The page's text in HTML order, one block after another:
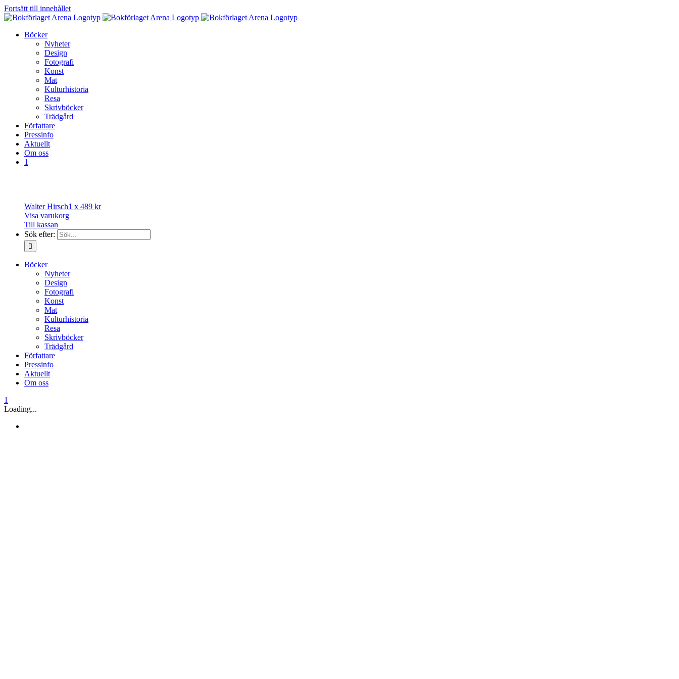
Fortsätt till innehållet
Böcker
Nyheter
Design
Fotografi
Konst
Mat
Kulturhistoria
Resa
Skrivböcker
Trädgård
Författare
Pressinfo
Aktuellt
Om oss
1
Walter Hirsch1 x 489 kr
Visa varukorg
Till kassan
Sök efter:
Böcker
Nyheter
Design
Fotografi
Konst
Mat
Kulturhistoria
Resa
Skrivböcker
Trädgård
Författare
Pressinfo
Aktuellt
Om oss
1
Loading...